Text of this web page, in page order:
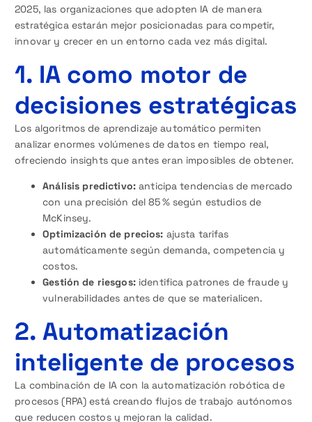
2025, las organizaciones que adopten IA de manera
estratégica estarán mejor posicionadas para competir,
innovar y crecer en un entorno cada vez más digital.
1. IA como motor de
decisiones estratégicas
Los algoritmos de aprendizaje automático permiten
analizar enormes volúmenes de datos en tiempo real,
ofreciendo insights que antes eran imposibles de obtener.
Análisis predictivo:anticipa tendencias de mercado
con una precisión del 85 % según estudios de
McKinsey.
Optimización de precios: ajusta tarifas
automáticamente según demanda, competencia y
costos.
Gestión de riesgos:identifica patrones de fraude y
vulnerabilidades antes de que se materialicen.
2. Automatización
inteligente de procesos
La combinación de IA con la automatización robótica de
procesos (RPA) está creando flujos de trabajo autónomos
que reducen costos y mejoran la calidad.